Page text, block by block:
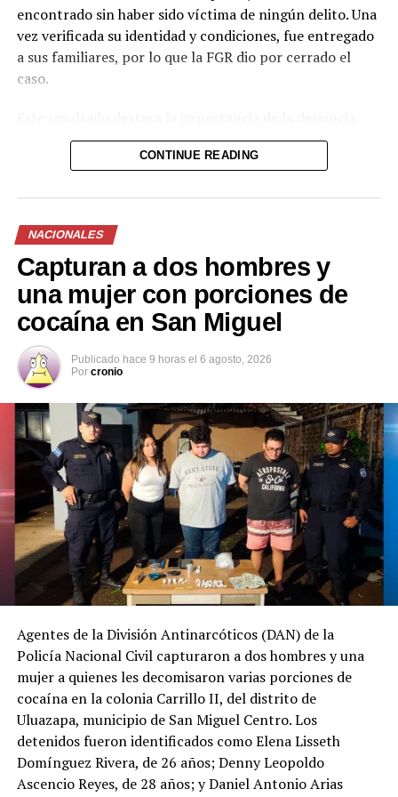
encontrado sin haber sido víctima de ningún delito. Una
vez verificada su identidad y condiciones, fue entregado
a sus familiares, por lo que la FGR dio por cerrado el
caso.
oportuna y de la rápida activación de los mecanismos
interinstitucionales de búsqueda. La coordinación entre
tiempo relativamente corto y descartar cualquier
situación de riesgo o hecho delictivo.
Casos como este refuerzan la necesidad de que la
población reporte de forma inmediata cualquier
desaparición, ya que la intervención temprana aumenta
significativamente las posibilidades de un desenlace
favorable.
Después de recibir la
denuncia por la
desaparición de H. D.
C., la@FGR_SVactivó
el protocolo de
búsqueda, en
coordinación con la
@PNCSV.
Afortunadamente, ha
sido localizado sin ser
víctima de ningún
delito.
pic.twitter.com/
CONTINUE READING
NACIONALES
Capturan a dos hombres y
una mujer con porciones de
cocaína en San Miguel
Publicado hace 9 horas el 6 agosto, 2026
Por cronio
Agentes de la División Antinarcóticos (DAN) de la
Policía Nacional Civil capturaron a dos hombres y una
mujer a quienes les decomisaron varias porciones de
cocaína en la colonia Carrillo II, del distrito de
Uluazapa, municipio de San Miguel Centro. Los
detenidos fueron identificados como Elena Lisseth
Domínguez Rivera, de 26 años; Denny Leopoldo
Ascencio Reyes, de 28 años; y Daniel Antonio Arias